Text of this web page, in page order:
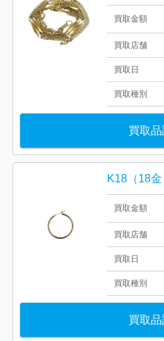
買取金額
買取店舗
買取日
買取種別
買取品
K18（18
買取金額
買取店舗
買取日
買取種別
買取品